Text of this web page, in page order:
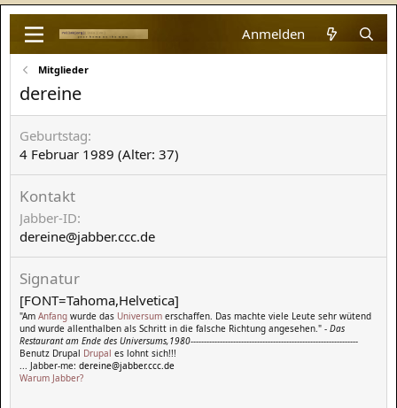
Anmelden
Mitglieder
dereine
Geburtstag
4 Februar 1989 (Alter: 37)
Kontakt
Jabber-ID
dereine@jabber.ccc.de
Signatur
[FONT=Tahoma,Helvetica]
"Am Anfang wurde das Universum erschaffen. Das machte viele Leute sehr wütend
und wurde allenthalben als Schritt in die falsche Richtung angesehen." - Das
Restaurant am Ende des Universums,1980---------------------------------------------------------------
Benutz Drupal Drupal es lohnt sich!!!
... Jabber-me: dereine@jabber.ccc.de
Warum Jabber?